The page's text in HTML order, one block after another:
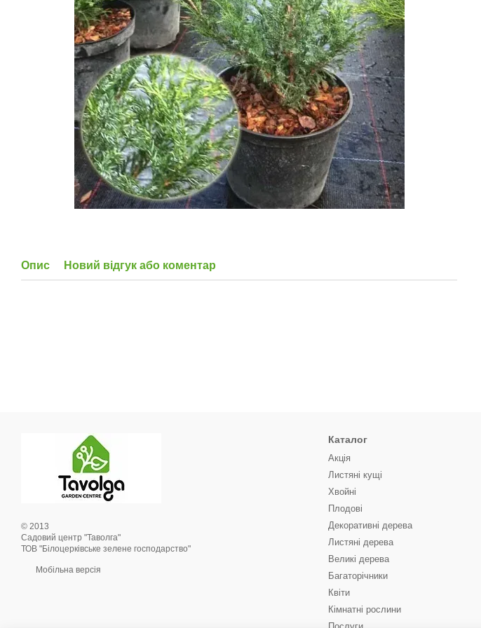
Опис Новий відгук або коментар
© 2013
Садовий центр "Таволга"
ТОВ "Білоцерківське зелене господарство"
Мобільна версія
Каталог
Акція
Листяні кущі
Хвойні
Плодові
Декоративні дерева
Листяні дерева
Великі дерева
Багаторічники
Квіти
Кімнатні рослини